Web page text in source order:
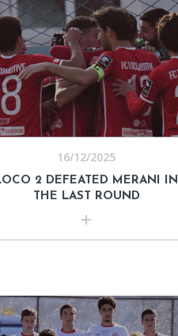
16/12/2025
2 DEFEATED MERANI IN
THE LAST ROUND